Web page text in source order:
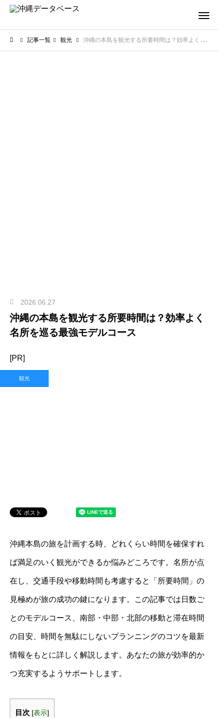
記事一覧 観光 沖縄の本島を観光する所要時間は？効率よく名所を巡る最強モデルコース
2026.06.27
沖縄の本島を観光する所要時間は？効率よく
名所を巡る最強モデルコース
[PR]
観光
沖縄本島の旅を計画する時、どれくらい時間を確保すれ
ば満足のいく観光ができるか悩みどころです。名所が点
在し、交通手段や移動時間も考慮すると「所要時間」の
見極めが旅の成功の鍵になります。この記事では日数ご
とのモデルコース、南部・中部・北部の移動と滞在時間
の目安、時間を無駄にしないプランニングのコツを最新
情報をもとに詳しく解説します。あなたの旅が効率的か
つ充実するようサポートします。
目次 [表示]